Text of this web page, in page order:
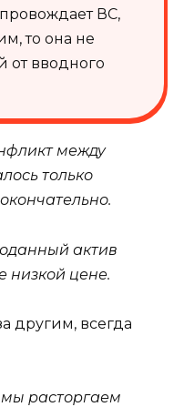
ВС,
то она не
от вводного
между
только
актив
низкой цене.
другим, всегда
расторгаем